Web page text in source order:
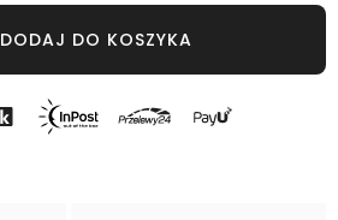
DODAJ DO KOSZYKA